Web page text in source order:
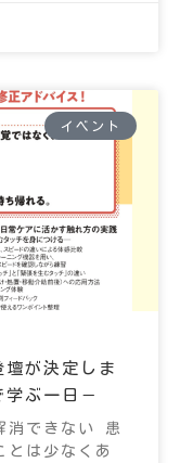
イベント
壇が決定しま
ぶ一日－
消できない 患
とは少なくあ